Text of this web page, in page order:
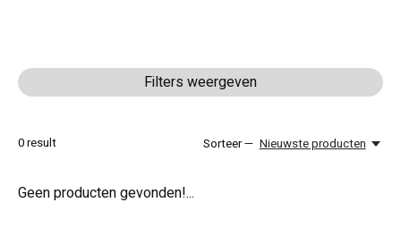
Filters weergeven
0result Sorteer — Nieuwste producten
Geen producten gevonden!...